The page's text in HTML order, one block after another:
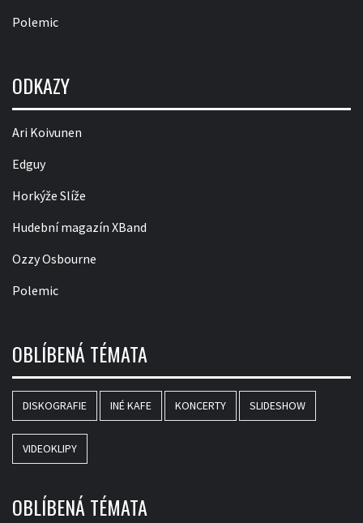
Polemic
ODKAZY
Ari Koivunen
Edguy
Horkýže Slíže
Hudební magazín XBand
Ozzy Osbourne
Polemic
OBLÍBENÁ TÉMATA
DISKOGRAFIE INÉ KAFE KONCERTY SLIDESHOW
VIDEOKLIPY
OBLÍBENÁ TÉMATA